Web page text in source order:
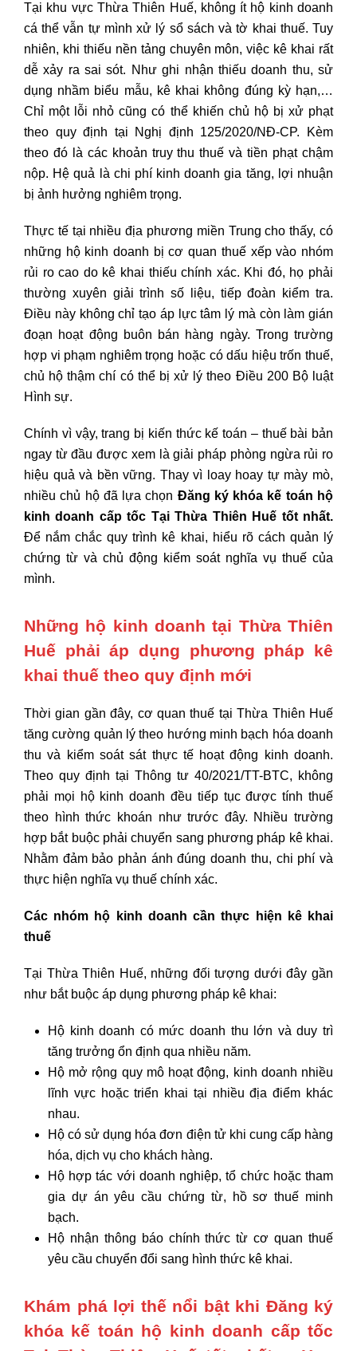
Tại khu vực Thừa Thiên Huế, không ít hộ kinh doanh
cá thể vẫn tự mình xử lý sổ sách và tờ khai thuế. Tuy
nhiên, khi thiếu nền tảng chuyên môn, việc kê khai rất
dễ xảy ra sai sót. Như ghi nhận thiếu doanh thu, sử
dụng nhầm biểu mẫu, kê khai không đúng kỳ hạn,…
Chỉ một lỗi nhỏ cũng có thể khiến chủ hộ bị xử phạt
theo quy định tại Nghị định 125/2020/NĐ-CP. Kèm
theo đó là các khoản truy thu thuế và tiền phạt chậm
nộp. Hệ quả là chi phí kinh doanh gia tăng, lợi nhuận
bị ảnh hưởng nghiêm trọng.
Thực tế tại nhiều địa phương miền Trung cho thấy, có
những hộ kinh doanh bị cơ quan thuế xếp vào nhóm
rủi ro cao do kê khai thiếu chính xác. Khi đó, họ phải
thường xuyên giải trình số liệu, tiếp đoàn kiểm tra.
Điều này không chỉ tạo áp lực tâm lý mà còn làm gián
đoạn hoạt động buôn bán hàng ngày. Trong trường
hợp vi phạm nghiêm trọng hoặc có dấu hiệu trốn thuế,
chủ hộ thậm chí có thể bị xử lý theo Điều 200 Bộ luật
Hình sự.
Chính vì vậy, trang bị kiến thức kế toán – thuế bài bản
ngay từ đầu được xem là giải pháp phòng ngừa rủi ro
hiệu quả và bền vững. Thay vì loay hoay tự mày mò,
nhiều chủ hộ đã lựa chọn Đăng ký khóa kế toán hộ
kinh doanh cấp tốc Tại Thừa Thiên Huế tốt nhất.
Để nắm chắc quy trình kê khai, hiểu rõ cách quản lý
chứng từ và chủ động kiểm soát nghĩa vụ thuế của
mình.
Những hộ kinh doanh tại Thừa Thiên
Huế phải áp dụng phương pháp kê
khai thuế theo quy định mới
Thời gian gần đây, cơ quan thuế tại Thừa Thiên Huế
tăng cường quản lý theo hướng minh bạch hóa doanh
thu và kiểm soát sát thực tế hoạt động kinh doanh.
Theo quy định tại Thông tư 40/2021/TT-BTC, không
phải mọi hộ kinh doanh đều tiếp tục được tính thuế
theo hình thức khoán như trước đây. Nhiều trường
hợp bắt buộc phải chuyển sang phương pháp kê khai.
Nhằm đảm bảo phản ánh đúng doanh thu, chi phí và
thực hiện nghĩa vụ thuế chính xác.
Các nhóm hộ kinh doanh cần thực hiện kê khai
thuế
Tại Thừa Thiên Huế, những đối tượng dưới đây gần
như bắt buộc áp dụng phương pháp kê khai:
Hộ kinh doanh có mức doanh thu lớn và duy trì
tăng trưởng ổn định qua nhiều năm.
Hộ mở rộng quy mô hoạt động, kinh doanh nhiều
lĩnh vực hoặc triển khai tại nhiều địa điểm khác
nhau.
Hộ có sử dụng hóa đơn điện tử khi cung cấp hàng
hóa, dịch vụ cho khách hàng.
Hộ hợp tác với doanh nghiệp, tổ chức hoặc tham
gia dự án yêu cầu chứng từ, hồ sơ thuế minh
bạch.
Hộ nhận thông báo chính thức từ cơ quan thuế
yêu cầu chuyển đổi sang hình thức kê khai.
Khám phá lợi thế nổi bật khi Đăng ký
khóa kế toán hộ kinh doanh cấp tốc